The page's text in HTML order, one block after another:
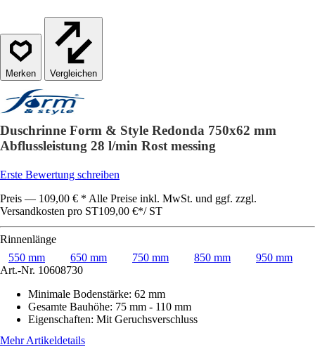
Vergleichen
Duschrinne Form & Style Redonda 750x62 mm
Abflussleistung 28 l/min Rost messing
Erste Bewertung schreiben
Preis — 109,00 € * Alle Preise inkl. MwSt. und ggf. zzgl.
Versandkosten pro ST109,00 €*/ ST
Rinnenlänge
550 mm
650 mm 750 mm 850 mm
950 mm
Art.-Nr. 10608730
Minimale Bodenstärke: 62 mm
Gesamte Bauhöhe: 75 mm - 110 mm
Eigenschaften: Mit Geruchsverschluss
Mehr Artikeldetails